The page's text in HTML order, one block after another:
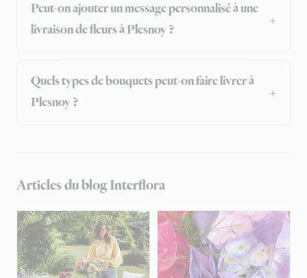
Peut-on ajouter un message personnalisé à une
livraison de fleurs à Plesnoy ?
Quels types de bouquets peut-on faire livrer à
Plesnoy ?
Articles du blog Interflora